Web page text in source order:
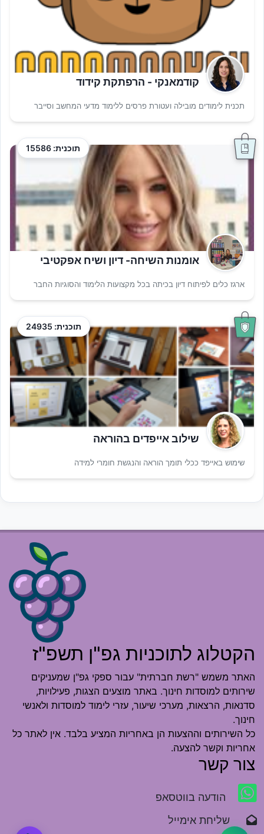
קודמאנקי - הרפתקת קידוד
תכנית לימודים מובילה ועטורת פרסים ללימוד מדעי המחשב וסייבר
תוכנית: 15586
אומנות השיחה- דיון ושיח אפקטיבי
ארגז כלים לפיתוח דיון בכיתה בכל מקצועות הלימוד והסוגיות החבר
תוכנית: 24935
שילוב אייפדים בהוראה
שימוש באייפד ככלי תומך הוראה והנגשת חומרי למידה
הקטלוג לתוכניות גפ"ן תשפ"ז
האתר משמש "רשת חברתית" עבור ספקי גפ"ן שמעניקים
שירותים למוסדות חינוך. באתר מוצעים הצגות, פעילויות,
סדנאות, הרצאות, מערכי שיעור, עזרי לימוד למוסדות ולאנשי
חינוך.
כל השירותים וההצעות הן באחריות המציע בלבד. אין לאתר כל
אחריות וקשר להצעה.
צור קשר
הודעה בווטסאפ
שליחת אימייל